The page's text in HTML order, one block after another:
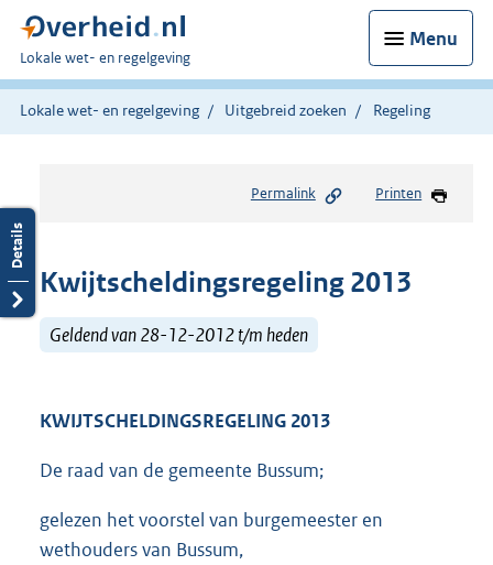
Menu
U
bent
hier:
Lokale wet- en regelgeving
Lokale wet- en regelgeving Uitgebreid zoeken Regeling
Permalink Printen
Kwijtscheldingsregeling 2013
Geldend van 28-12-2012 t/m heden
KWIJTSCHELDINGSREGELING 2013
De raad van de gemeente Bussum;
gelezen het voorstel van burgemeester en
wethouders van Bussum,